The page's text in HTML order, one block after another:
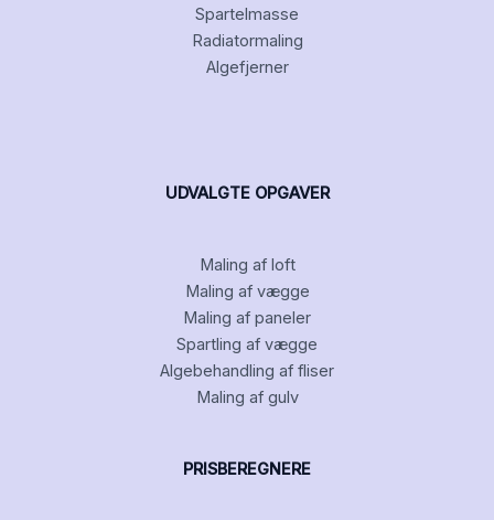
Spartelmasse
Radiatormaling
Algefjerner
UDVALGTE OPGAVER
Maling af loft
Maling af vægge
Maling af paneler
Spartling af vægge
Algebehandling af fliser
Maling af gulv
PRISBEREGNERE